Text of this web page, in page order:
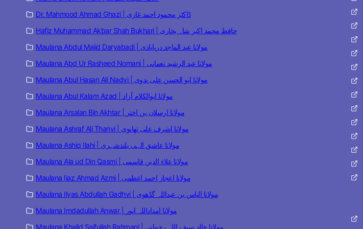
Dr. Mahmood Ahmad Ghazi | ڈاکٹر محمود احمد غازی
Hafiz Muhammad Akbar Shah Bukhari | حافظ محمد اکبر شاہ بخاری
Maulana Abdul Majid Daryabadi | مولانا عبد الماجد دریابادی
Maulana Abd Ur Rasheed Nomani | مولانا عبد الرشید نعمانی
Maulana Abul Hasan Ali Nadvi | مولانا ابو الحسن علی ندوی
Maulana Abul Kalam Azad | مولانا ابوالکلام آزاد
Maulana Arsalan Bin Akhtar | مولانا ارسلان بن اختر
Maulana Ashraf Ali Thanvi | مولانا اشرف علی تھانوی
Maulana Ashiq Ilahi | مولانا عاشق الہی بلندشہری
Maulana Ala ud Din Qasmi | مولانا علاء الدین قاسمی
Maulana Ijaz Ahmad Azmi | مولانا اعجاز احمد اعظمی
Maulana Ilyas Abdullah Gadhvi | مولانا الیاس بن عبداللہ گڈھوی
Maulana Imdadullah Anwar | مولانا امداداللہ انور
Maulana Khalid Saifullah Rahmani | مولانا خالد سیف اللہ رحمانی